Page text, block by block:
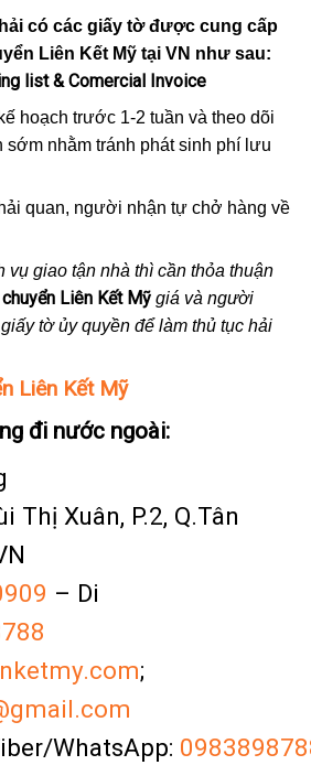
có các giấy tờ được cung cấp
Liên Kết Mỹ tại VN như sau:
list & Comercial Invoice
hoạch trước 1-2 tuần và theo dõi
sớm nhằm tránh phát sinh phí lưu
quan, người nhận tự chở hàng về
vụ giao tận nhà thì cần thỏa thuận
Liên Kết Mỹ giá và người
tờ ủy quyền để làm thủ tục hải
Liên Kết Mỹ
đi nước ngoài:
Thị Xuân, P.2, Q.Tân
– Di
;
WhatsApp: